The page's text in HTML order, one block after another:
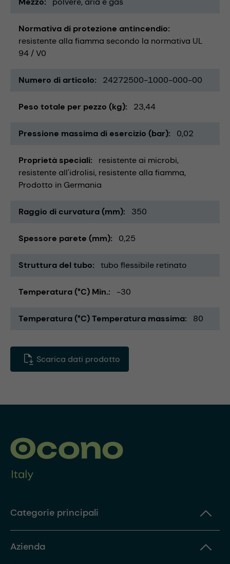
Normativa di protezione antincendio
resistente alla fiamma secondo la normativa UL
94 / V0
Numero di articolo 24272500-1000-000-00
Peso totale per pezzo (kg) 23,44
Pressione massima di esercizio (bar) 0,02
Proprietà speciali
resistente ai microbi
resistente all'idrolisi resistente alla fiamma
Prodotto in Germania
Raggio di curvatura (mm) 350
Spessore parete (mm) 0,25
Struttura del tubo tubo flessibile retinato
Temperatura (°C) Min. -30
Temperatura (°C) Temperatura massima 80
Scarica dati prodotto
Categorie principali
Azienda